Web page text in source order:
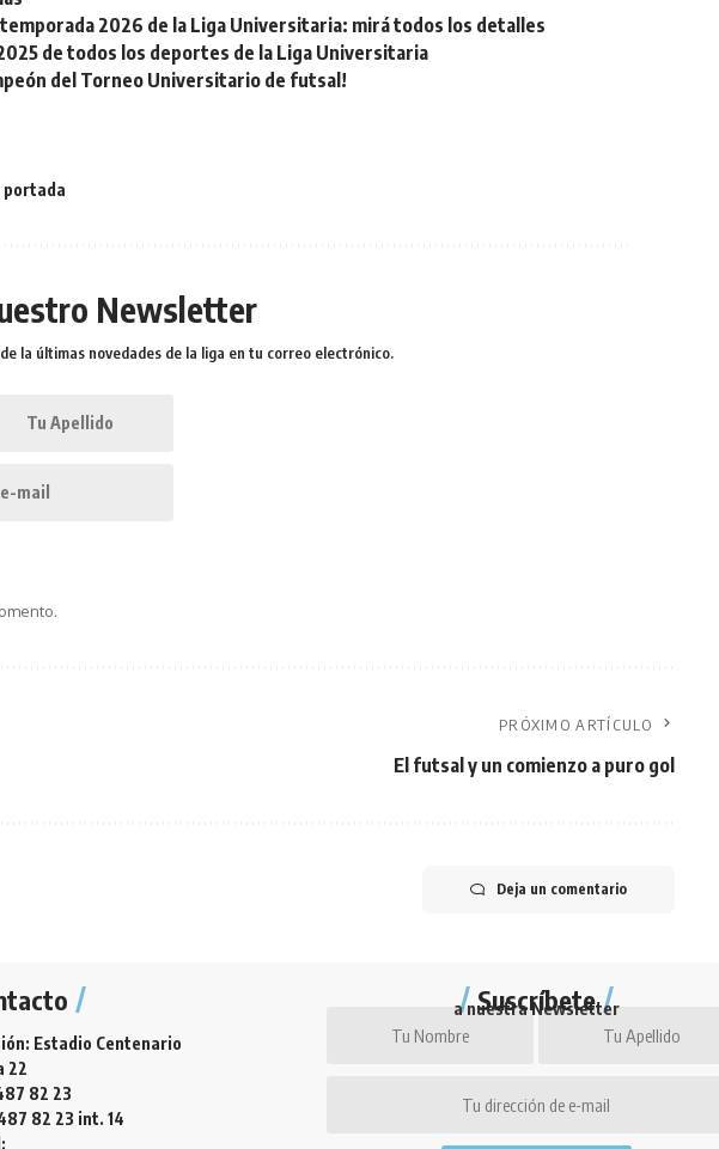
2026 de la Liga Universitaria: mirá todos los detalles
de todos los deportes de la Liga Universitaria
del Torneo Universitario de futsal!
portada
Newsletter
la últimas novedades de la liga en tu correo electrónico.
PRÓXIMO ARTÍCULO
El futsal y un comienzo a puro gol
Deja un comentario
Estadio Centenario
22
82 23
82 23 int. 14
Suscríbete
a nuestra Newsletter